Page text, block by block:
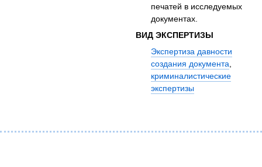
печатей в исследуемых
документах.
ВИД ЭКСПЕРТИЗЫ
Экспертиза давности
создания документа,
криминалистические
экспертизы